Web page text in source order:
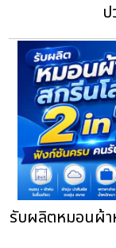
รับผลิตหมอนผ้